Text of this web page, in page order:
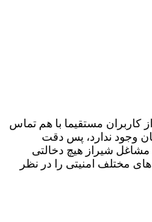
کاربران مستقیما با هم تماس
وجود ندارد، پس دقت
شیراز هیچ دخالتی
مختلف امنیتی را در نظر